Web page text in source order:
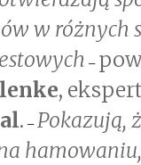
w różnych
–
,
. – Pokazują,
hamowaniu,